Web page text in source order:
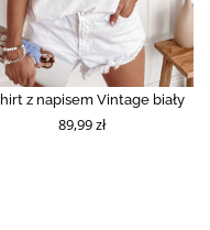
z napisem Vintage biały
89,99 zł